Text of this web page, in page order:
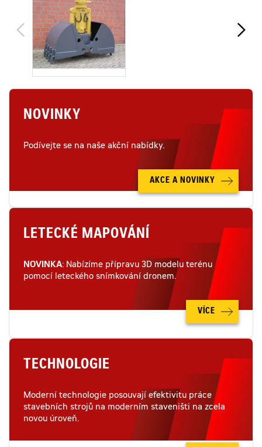
NOVINKY
Podívejte se na naše akční nabídky.
AKCE A NOVINKY
LETECKÉ MAPOVÁNÍ
NOVINKA: Nabízíme přípravu 3D modelu terénu
pomocí leteckého snímkování dronem.
VÍCE
TECHNOLOGIE
Moderní technologie posouvají efektivitu práce
stavebních strojů na moderním staveništi na zcela
novou úroveň.